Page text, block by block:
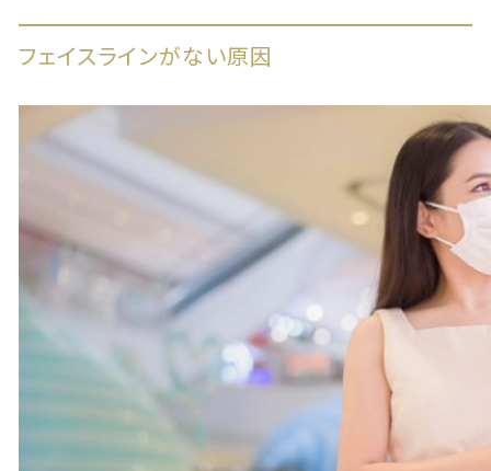
フェイスラインがない原因